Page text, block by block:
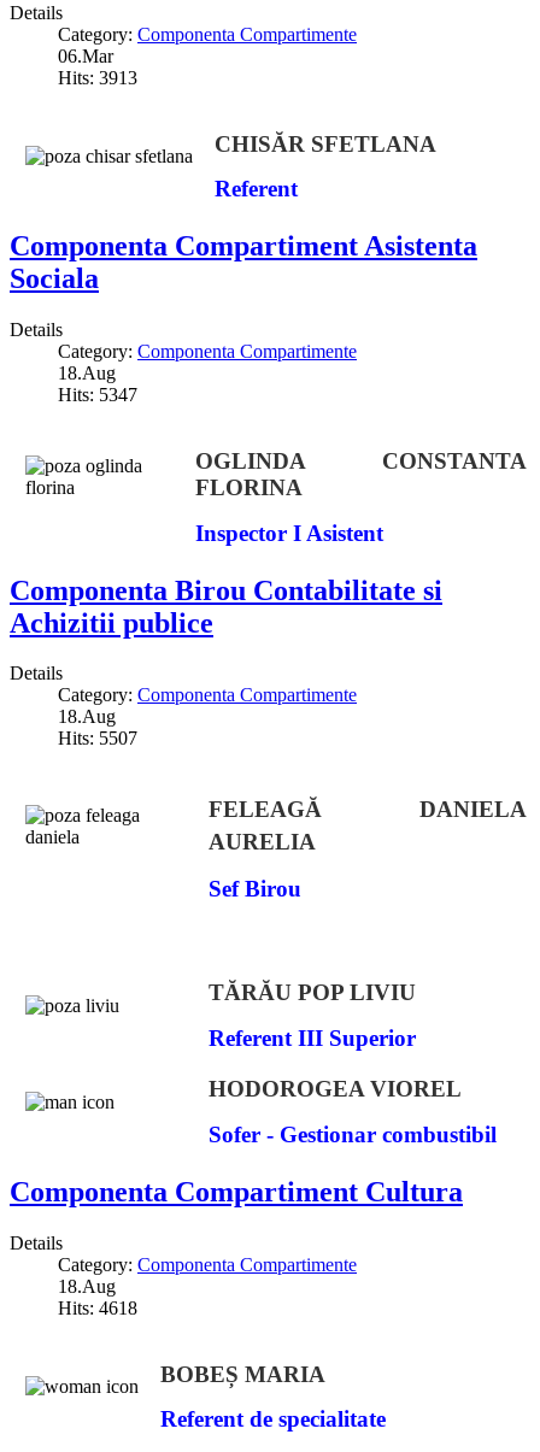
Details
Category: Componenta Compartimente
06.Mar
Hits: 3913
CHISĂR SFETLANA
Referent
Componenta Compartiment Asistenta
Sociala
Details
Category: Componenta Compartimente
18.Aug
Hits: 5347
OGLINDA CONSTANTA
FLORINA
Inspector I Asistent
Componenta Birou Contabilitate si
Achizitii publice
Details
Category: Componenta Compartimente
18.Aug
Hits: 5507
FELEAGĂ DANIELA
AURELIA
Sef Birou
TĂRĂU POP LIVIU
Referent III Superior
HODOROGEA VIOREL
Sofer - Gestionar combustibil
Componenta Compartiment Cultura
Details
Category: Componenta Compartimente
18.Aug
Hits: 4618
BOBEȘ MARIA
Referent de specialitate